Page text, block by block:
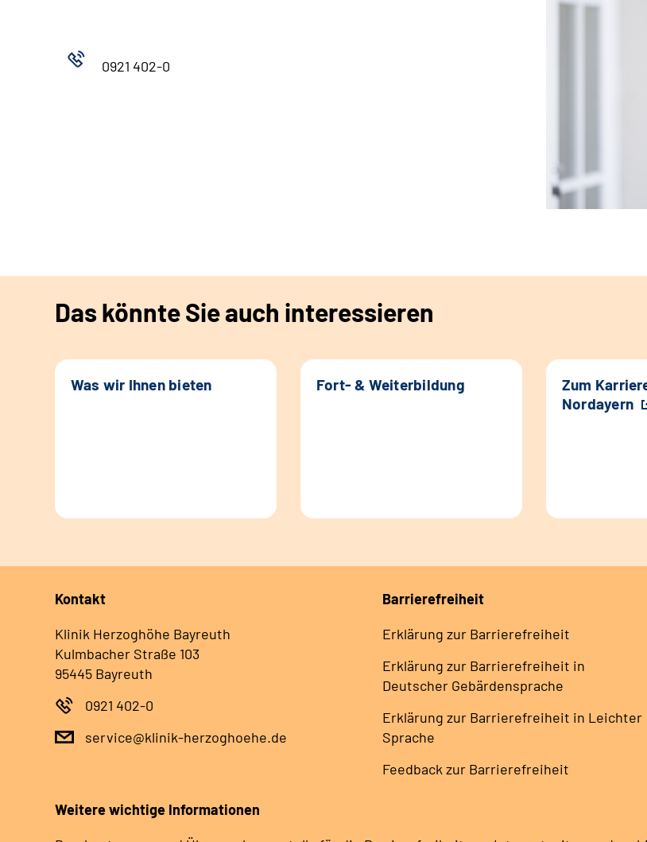
0921 402-0
Das könnte Sie auch interessieren
Was wir Ihnen bieten Fort- & Weiterbildung
Zum
Nordayern
Kontakt
Klinik Herzoghöhe Bayreuth
Kulmbacher Straße 103
95445 Bayreuth
0921 402-0
service@klinik-herzoghoehe.de
Barrierefreiheit
Erklärung zur Barrierefreiheit
Erklärung zur Barrierefreiheit in
Deutscher Gebärdensprache
Erklärung zur Barrierefreiheit in Leichter
Sprache
Feedback zur Barrierefreiheit
Weitere wichtige Informationen